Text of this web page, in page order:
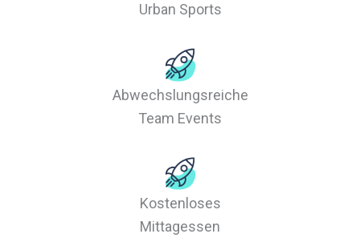
Urban Sports
Abwechslungsreiche
Team Events
Kostenloses
Mittagessen